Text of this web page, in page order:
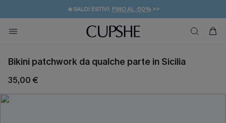
🔥SALDI ESTIVI: FINO AL -50%>>
🚚SPEDIZIONE GRATUITA DA 49€
💌REGALO PER I NUOVI: 20% DI SCONTO*
Bikini patchwork da qualche parte in Sicilia
35,00 €